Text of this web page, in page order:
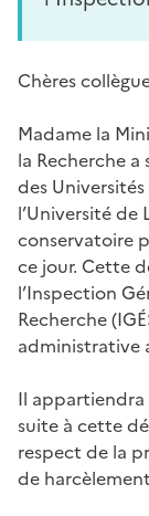
Chères
Madame la
la Recherche
des
l’Université de
conservatoire
ce jour. Cette
l’Inspection
Recherche
administrative
Il
suite à cette
respect de la
de